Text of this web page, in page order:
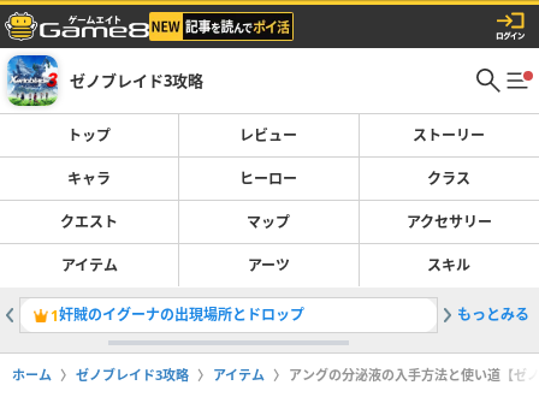
ゼノブレイド3攻略
トップ レビュー ストーリー
キャラ ヒーロー クラス
クエスト マップ アクセサリー
アイテム アーツ スキル
1奸賊のイグーナの出現場所とドロップ 2マーリ
もっとみる
ホーム ゼノブレイド3攻略 アイテム アングの分泌液の入手方法と使い道【ゼ